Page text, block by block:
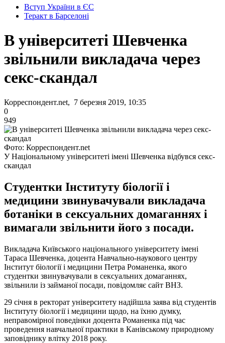
Вступ України в ЄС
Теракт в Барселоні
В університеті Шевченка
звільнили викладача через
секс-скандал
Корреспондент.net, 7 березня 2019, 10:35
0
949
Фото: Корреспондент.net
У Національному університеті імені Шевченка відбувся секс-
скандал
Студентки Інституту біології і
медицини звинувачували викладача
ботаніки в сексуальних домаганнях і
вимагали звільнити його з посади.
Викладача Київського національного університету імені
Тараса Шевченка, доцента Навчально-наукового центру
Інститут біології і медицини Петра Романенка, якого
студентки звинувачували в сексуальних домаганнях,
звільнили із займаної посади, повідомляє сайт ВНЗ.
29 січня в ректорат університету надійшла заява від студентів
Інституту біології і медицини щодо, на їхню думку,
неправомірної поведінки доцента Романенка під час
проведення навчальної практики в Канівському природному
заповіднику влітку 2018 року.